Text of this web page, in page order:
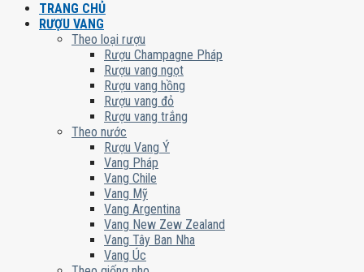
TRANG CHỦ
RƯỢU VANG
Theo loại rượu
Rượu Champagne Pháp
Rượu vang ngọt
Rượu vang hồng
Rượu vang đỏ
Rượu vang trắng
Theo nước
Rượu Vang Ý
Vang Pháp
Vang Chile
Vang Mỹ
Vang Argentina
Vang New Zew Zealand
Vang Tây Ban Nha
Vang Úc